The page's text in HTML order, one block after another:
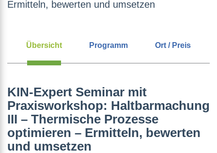
Ermitteln, bewerten und umsetzen
Übersicht Programm Ort / Preis
KIN-Expert Seminar mit
Praxisworkshop: Haltbarmachung
III – Thermische Prozesse
optimieren – Ermitteln, bewerten
und umsetzen